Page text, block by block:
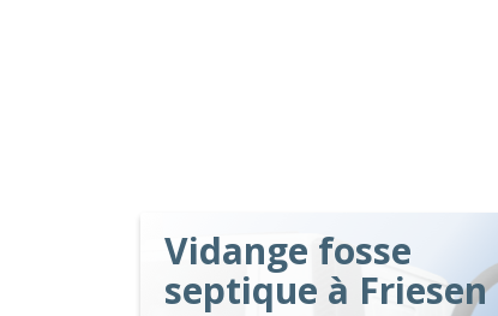
Vidange fosse
septique à Friesen